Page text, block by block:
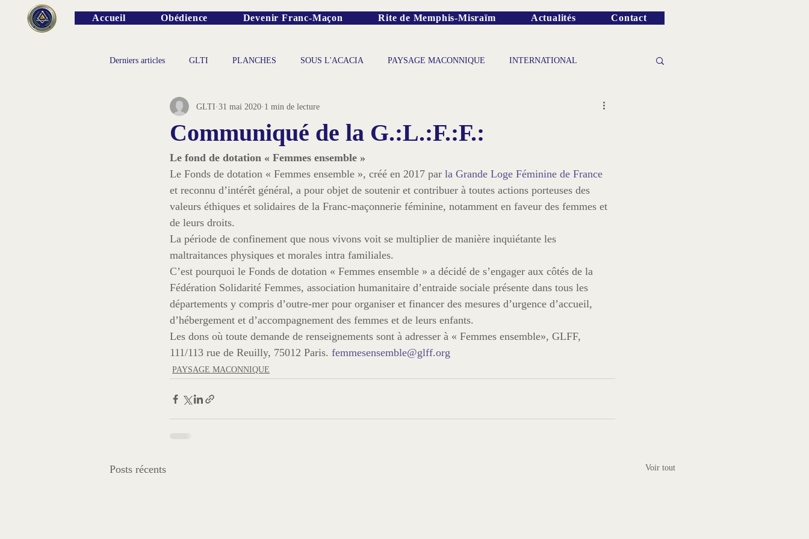
Accueil Obédience Devenir Franc-Maçon Rite de Memphis-Misraïm Actualités Contact
Derniers articles GLTI PLANCHES SOUS L'ACACIA PAYSAGE MACONNIQUE INTERNATIONAL
PERSONNALITES
Communiqué de la G.:L.:F.:F.:
GLTI 31 mai 2020 1 min de lecture
Le fond de dotation « Femmes ensemble »
Le Fonds de dotation « Femmes ensemble », créé en 2017 par la Grande Loge Féminine de France
et reconnu d’intérêt général, a pour objet de soutenir et contribuer à toutes actions porteuses des
valeurs éthiques et solidaires de la Franc-maçonnerie féminine, notamment en faveur des femmes et
de leurs droits.
La période de confinement que nous vivons voit se multiplier de manière inquiétante les
maltraitances physiques et morales intra familiales.
C’est pourquoi le Fonds de dotation « Femmes ensemble » a décidé de s’engager aux côtés de la
Fédération Solidarité Femmes, association humanitaire d’entraide sociale présente dans tous les
départements y compris d’outre-mer pour organiser et financer des mesures d’urgence d’accueil,
d’hébergement et d’accompagnement des femmes et de leurs enfants.
Les dons où toute demande de renseignements sont à adresser à « Femmes ensemble», GLFF,
111/113 rue de Reuilly, 75012 Paris. femmesensemble@glff.org
PAYSAGE MACONNIQUE
Posts récents Voir tout